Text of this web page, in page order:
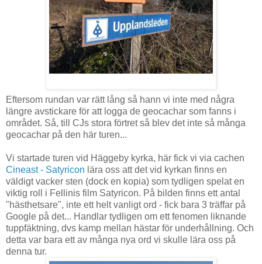
Eftersom rundan var rätt lång så hann vi inte med några
längre avstickare för att logga de geocachar som fanns i
området. Så, till CJs stora förtret så blev det inte så många
geocachar på den här turen...
Vi startade turen vid Häggeby kyrka, här fick vi via cachen
Cineast - Satyricon lära oss att det vid kyrkan finns en
väldigt vacker sten (dock en kopia) som tydligen spelat en
viktig roll i Fellinis film Satyricon. På bilden finns ett antal
"hästhetsare", inte ett helt vanligt ord - fick bara 3 träffar på
Google på det... Handlar tydligen om ett fenomen liknande
tuppfäktning, dvs kamp mellan hästar för underhållning. Och
detta var bara ett av många nya ord vi skulle lära oss på
denna tur.